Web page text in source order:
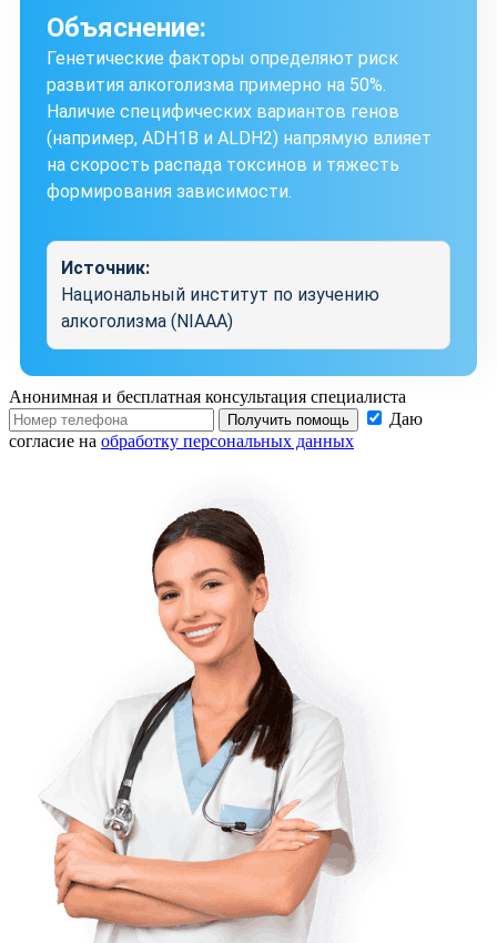
Объяснение:
Генетические факторы определяют риск
развития алкоголизма примерно на 50%.
Наличие специфических вариантов генов
(например, ADH1B и ALDH2) напрямую влияет
на скорость распада токсинов и тяжесть
формирования зависимости.
Источник:
Национальный институт по изучению
алкоголизма (NIAAA)
Анонимная и бесплатная консультация специалиста
Получить помощь
Даю
согласие на обработку персональных данных